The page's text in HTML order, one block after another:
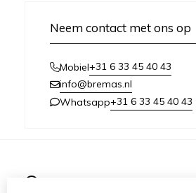
Neem contact met ons op
Mobiel+31 6 33 45 40 43
info@bremas.nl
Whatsapp+31 6 33 45 40 43